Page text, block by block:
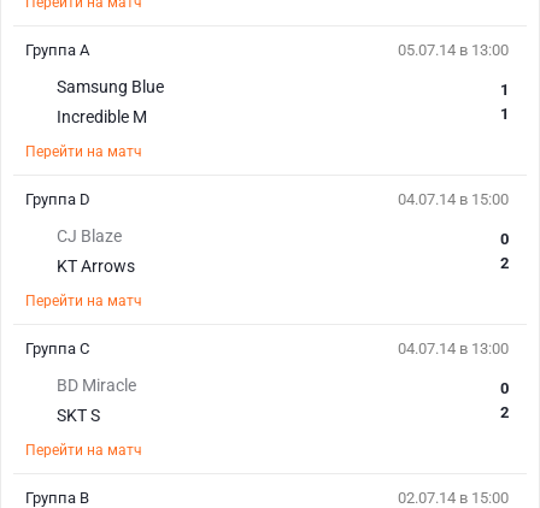
05.07.14 в 13:00
Samsung Blue
Incredible M
1
1
Перейти на матч
Группа А
04.07.14 в 15:00
CJ Blaze
KT Arrows
0
2
Перейти на матч
Группа D
04.07.14 в 13:00
BD Miracle
SKT S
0
2
Перейти на матч
Группа С
02.07.14 в 15:00
Группа B